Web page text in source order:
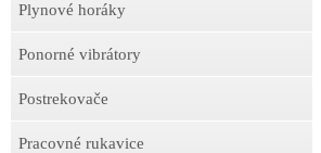
Plynové horáky
Ponorné vibrátory
Postrekovače
Pracovné rukavice